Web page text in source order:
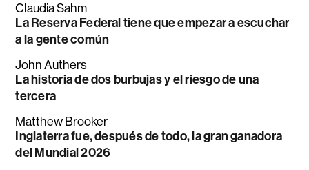
Claudia Sahm
La Reserva Federal tiene que empezar a escuchar
a la gente común
John Authers
La historia de dos burbujas y el riesgo de una
tercera
Matthew Brooker
Inglaterra fue, después de todo, la gran ganadora
del Mundial 2026